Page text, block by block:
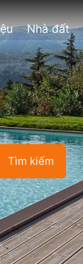
Nhà đất
Tìm kiếm